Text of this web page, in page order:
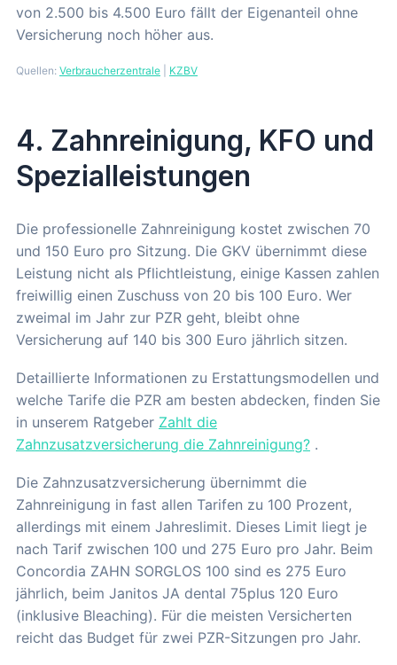
von 2.500 bis 4.500 Euro fällt der Eigenanteil ohne
Versicherung noch höher aus.
Quellen: Verbraucherzentrale KZBV
4. Zahnreinigung, KFO und
Spezialleistungen
Die professionelle Zahnreinigung kostet zwischen 70
und 150 Euro pro Sitzung. Die GKV übernimmt diese
Leistung nicht als Pflichtleistung, einige Kassen zahlen
freiwillig einen Zuschuss von 20 bis 100 Euro. Wer
zweimal im Jahr zur PZR geht, bleibt ohne
Versicherung auf 140 bis 300 Euro jährlich sitzen.
Detaillierte Informationen zu Erstattungsmodellen und
welche Tarife die PZR am besten abdecken, finden Sie
in unserem Ratgeber Zahlt die
Zahnzusatzversicherung die Zahnreinigung? .
Die Zahnzusatzversicherung übernimmt die
Zahnreinigung in fast allen Tarifen zu 100 Prozent,
allerdings mit einem Jahreslimit. Dieses Limit liegt je
nach Tarif zwischen 100 und 275 Euro pro Jahr. Beim
Concordia ZAHN SORGLOS 100 sind es 275 Euro
jährlich, beim Janitos JA dental 75plus 120 Euro
(inklusive Bleaching). Für die meisten Versicherten
reicht das Budget für zwei PZR-Sitzungen pro Jahr.